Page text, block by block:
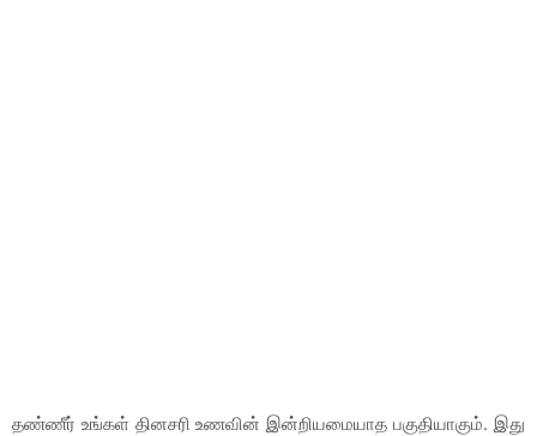
தண்ணீர் உங்கள் தினசரி உணவின் இன்றியமையாத பகுதியாகும். இது